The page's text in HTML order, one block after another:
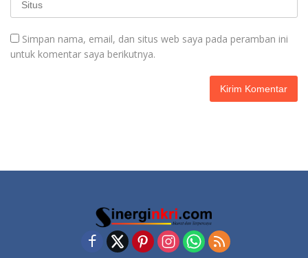
Simpan nama, email, dan situs web saya pada peramban ini
untuk komentar saya berikutnya.